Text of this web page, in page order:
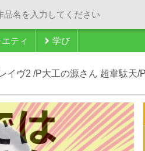
ティ 学び
イヴ2 /P大工の源さん 超韋駄天/